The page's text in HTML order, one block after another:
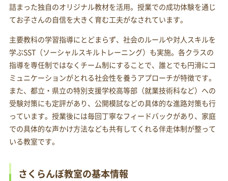
詰まった独自のオリジナル教材を活用。授業での成功体験を通じ
てお子さんの自信を大きく育む工夫がなされています。
主要教科の学習指導にとどまらず、社会のルールや対人スキルを
学ぶSST（ソーシャルスキルトレーニング）も実施。各クラスの
指導を専任制ではなくチーム制にすることで、誰とでも円滑にコ
ミュニケーションがとれる社会性を養うアプローチが特徴です。
また、都立・県立の特別支援学校高等部（就業技術科など）への
受験対策にも定評があり、公開模試などの具体的な進路対策も行
っています。授業後には毎回丁寧なフィードバックがあり、家庭
での具体的な声かけ方法なども共有してくれる伴走体制が整って
いる教室です。
さくらんぼ教室の基本情報